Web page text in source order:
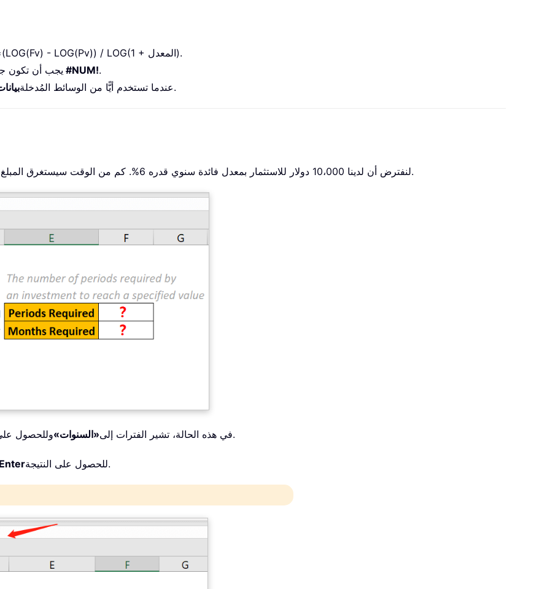
رياضياً، تستخدم دالة PDURATION المعادلة التالية: =(LOG(Fv) - LOG(Pv)) / LOG(1 + المعدل).
يجب أن تكون قيمة الخطأ #NUM!.
عندما تستخدم أيًّا من الوسائط المُدخلةلأنواعها.
لنفترض أن لدينا 10،000 دولار للاستثمار بمعدل فائدة سنوي قدره 6%. كم من الوقت سيستغرق المبلغ للوصول إلى 12،000 دولار؟ يُرجى مراجعة لقطة الشاشة.
في هذه الحالة، تشير الفترات إلى«السنوات» وللحصول على العدد المطلوب من الفترات، يُرجى اتباع الخطوات التالية.
للحصول على النتيجة.